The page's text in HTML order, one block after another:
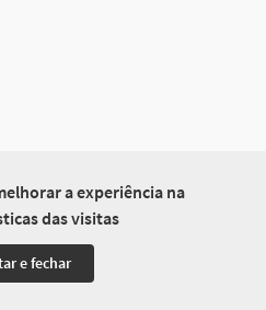
a experiência na
das visitas
e fechar